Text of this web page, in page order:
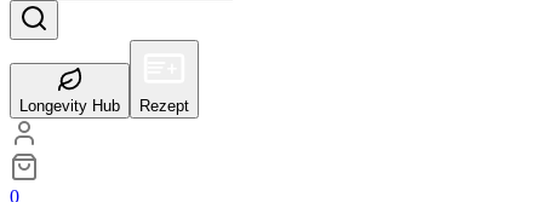
Longevity Hub Rezept
0